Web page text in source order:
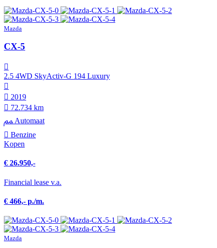
Mazda
CX-5
2.5 4WD SkyActiv-G 194 Luxury
2019
72.734 km
Automaat
Benzine
Kopen
€ 26.950,-
Financial lease v.a.
€ 466,- p./m.
Mazda